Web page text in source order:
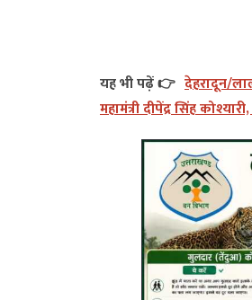
यह भी पढ़ें 👉 देहरादून/
महामंत्री दीपेंद्र सिंह